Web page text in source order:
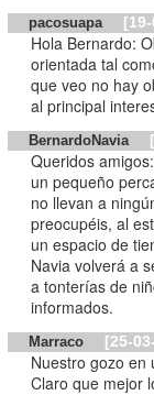
pacosuapa
Hola Bernardo:
orientada tal
que veo no hay
al principal
BernardoNavia
Queridos amigos: El hecho de haber cambiado la cámara de ubicación fue
un pequeño
no llevan a
preocupéis, al
un espacio de
Navia volverá a
a tonterías de
informados.
Marraco [25-
Nuestro gozo en
Claro que mejor